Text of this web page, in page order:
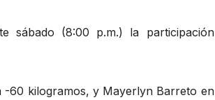
sábado (8:00 p.m.) la participación
-60 kilogramos, y Mayerlyn Barreto en